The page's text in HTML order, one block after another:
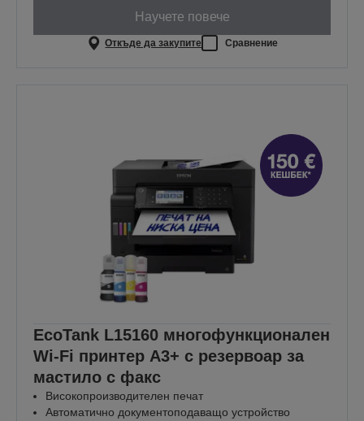
Научете повече
Откъде да закупите Сравнение
EcoTank L15160 многофункционален
Wi-Fi принтер A3+ с резервоар за
мастило с факс
Високопроизводителен печат
Автоматично документоподаващо устройство